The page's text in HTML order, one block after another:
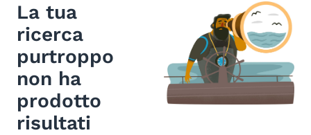
La tua
ricerca
purtroppo
non ha
prodotto
risultati